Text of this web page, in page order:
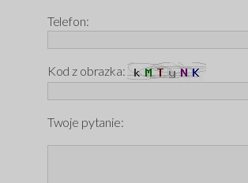
Telefon:
Kod z obrazka:
Twoje pytanie: